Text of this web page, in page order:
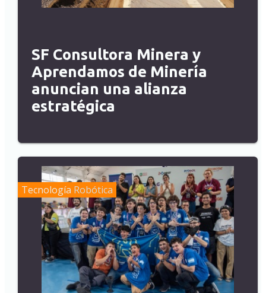
SF Consultora Minera y
Aprendamos de Minería
anuncian una alianza
estratégica
Tecnología Robótica